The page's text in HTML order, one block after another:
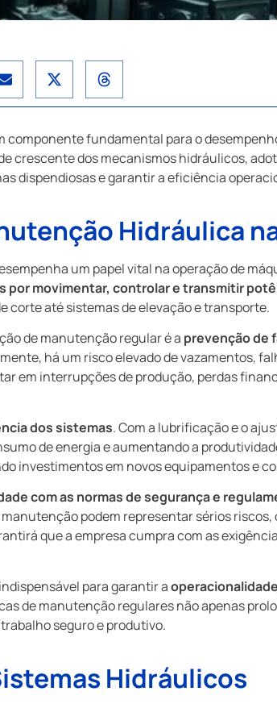
fundamental para o
crescente dos mecanismos hidráulicos,
dispendiosas e garantir a eficiência
Hidráulica
um papel vital na operação de
por movimentar, controlar e transmitir
corte até sistemas de elevação e transporte.
de manutenção regular é a prevenção de
há um risco elevado de vazamentos,
em interrupções de produção, perdas
dos sistemas. Com a lubrificação e o
de energia e aumentando a
investimentos em novos equipamentos e
com as normas de segurança e
podem representar sérios
que a empresa cumpra com as
para garantir a
de manutenção regulares não apenas
seguro e produtivo.
Hidráulicos